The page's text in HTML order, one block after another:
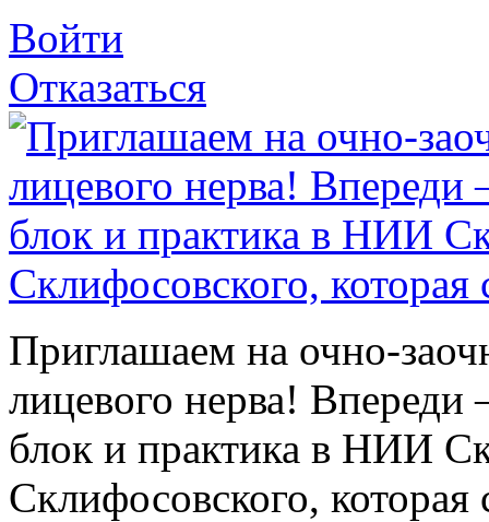
Войти
Отказаться
Приглашаем на очно-
лицевого нерва!
блок и практика в НИИ
Склифосовского, которая